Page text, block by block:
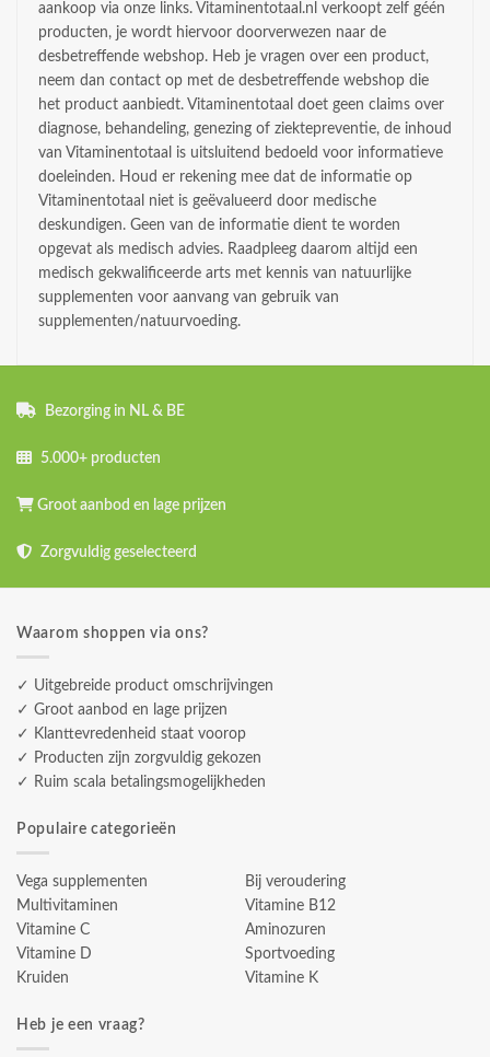
aankoop via onze links. Vitaminentotaal.nl verkoopt zelf géén
producten, je wordt hiervoor doorverwezen naar de
desbetreffende webshop. Heb je vragen over een product,
neem dan contact op met de desbetreffende webshop die
het product aanbiedt. Vitaminentotaal doet geen claims over
diagnose, behandeling, genezing of ziektepreventie, de inhoud
van Vitaminentotaal is uitsluitend bedoeld voor informatieve
doeleinden. Houd er rekening mee dat de informatie op
Vitaminentotaal niet is geëvalueerd door medische
deskundigen. Geen van de informatie dient te worden
opgevat als medisch advies. Raadpleeg daarom altijd een
medisch gekwalificeerde arts met kennis van natuurlijke
supplementen voor aanvang van gebruik van
supplementen/natuurvoeding.
Bezorging in NL & BE
5.000+ producten
Groot aanbod en lage prijzen
Zorgvuldig geselecteerd
Waarom shoppen via ons?
✓ Uitgebreide product omschrijvingen
✓ Groot aanbod en lage prijzen
✓ Klanttevredenheid staat voorop
✓ Producten zijn zorgvuldig gekozen
✓ Ruim scala betalingsmogelijkheden
Populaire categorieën
Vega supplementen
Multivitaminen
Vitamine C
Vitamine D
Kruiden
Bij veroudering
Vitamine B12
Aminozuren
Sportvoeding
Vitamine K
Heb je een vraag?